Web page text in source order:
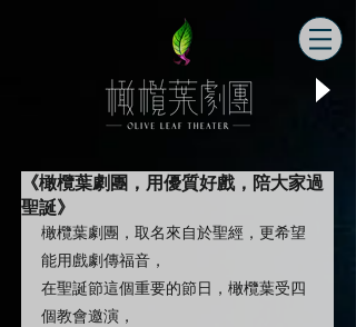
《橄欖葉劇團，用優質好戲，陪大家過
聖誕》
橄欖葉劇團，取名來自於聖經，更希望
能用戲劇傳福音，
在聖誕節這個重要的節日，橄欖葉受四
個教會邀演，